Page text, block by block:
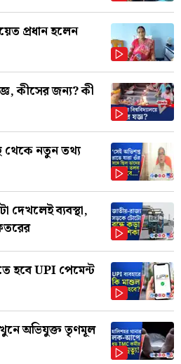
প্রধান হলেন
কীসের জন্য? কী
থেকে নতুন তথ্য
ব্যবস্থা,
হবে UPI পেমেন্ট
অভিযুক্ত তৃণমূল